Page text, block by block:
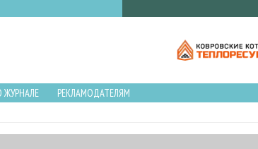
ЖУРНАЛЕ
РЕКЛАМОДАТЕЛЯМ